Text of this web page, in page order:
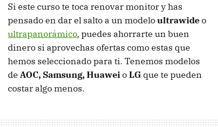
Si este curso te toca renovar monitor y has
pensado en dar el salto a un modeloultrawideo
ultrapanorámico, puedes ahorrarte un buen
dinero si aprovechas ofertas como estas que
hemos seleccionado para ti. Tenemos modelos
de AOC, Samsung, HuaweioLG que te pueden
costar algo menos.